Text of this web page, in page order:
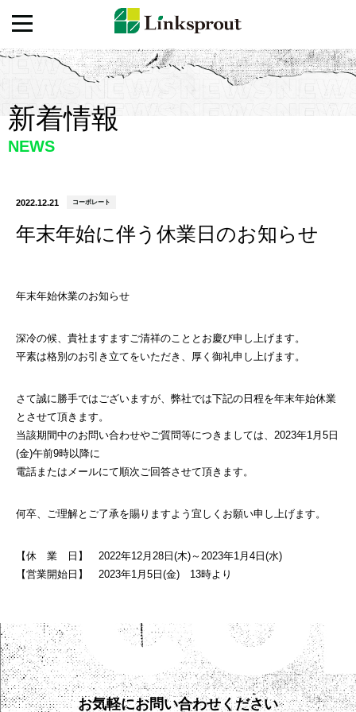
新着情報
NEWS
2022.12.21 コーポレート
年末年始に伴う休業日のお知らせ
年末年始休業のお知らせ
深冷の候、貴社ますますご清祥のこととお慶び申し上げます。
平素は格別のお引き立てをいただき、厚く御礼申し上げます。
さて誠に勝手ではございますが、弊社では下記の日程を年末年始休業
とさせて頂きます。
当該期間中のお問い合わせやご質問等につきましては、2023年1月5日
(金)午前9時以降に
電話またはメールにて順次ご回答させて頂きます。
何卒、ご理解とご了承を賜りますよう宜しくお願い申し上げます。
【休 業 日】 2022年12月28日(木)～2023年1月4日(水)
【営業開始日】 2023年1月5日(金) 13時より
お気軽にお問い合わせください